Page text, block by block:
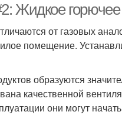
Жидкое горючее
от газовых
помещение.
образуются
качественной
они могут начать